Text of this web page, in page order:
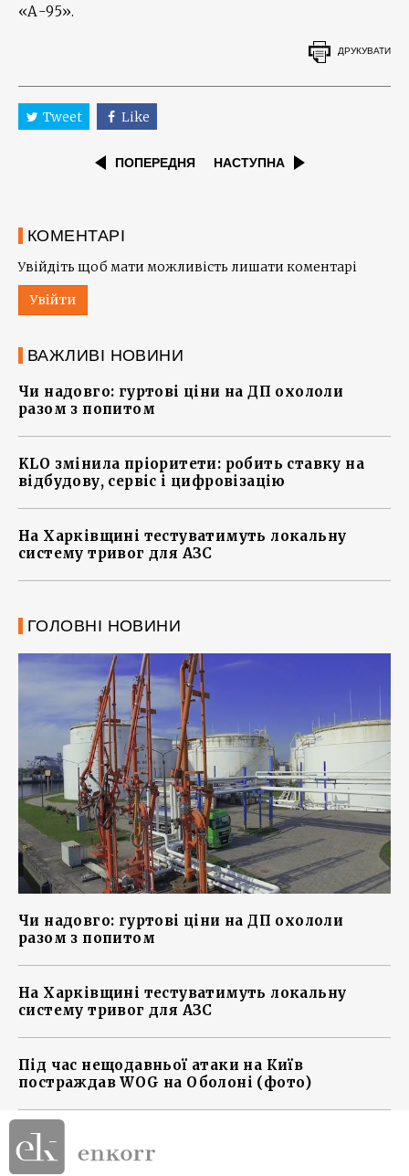
«А-95».
ДРУКУВАТИ
Tweet Like
ПОПЕРЕДНЯ НАСТУПНА
КОМЕНТАРІ
Увійдіть щоб мати можливість лишати коментарі
Увійти
ВАЖЛИВІ НОВИНИ
Чи надовго: гуртові ціни на ДП охололи
разом з попитом
KLO змінила пріоритети: робить ставку на
відбудову, сервіс і цифровізацію
На Харківщині тестуватимуть локальну
систему тривог для АЗС
ГОЛОВНІ НОВИНИ
Чи надовго: гуртові ціни на ДП охололи
разом з попитом
На Харківщині тестуватимуть локальну
систему тривог для АЗС
Під час нещодавньої атаки на Київ
постраждав WOG на Оболоні (фото)